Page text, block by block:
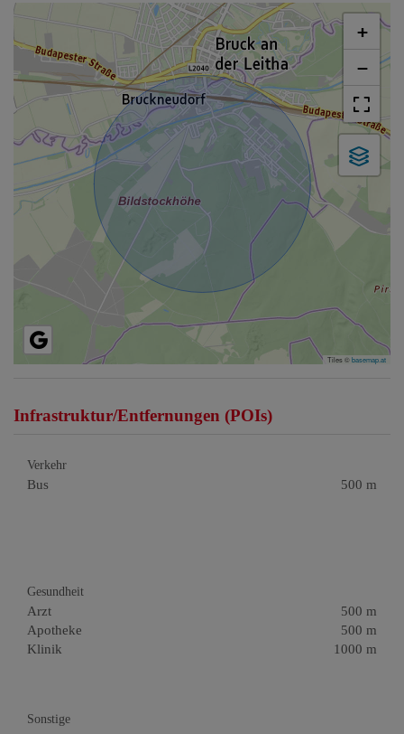
+
−
Tiles ©basemap.at
Infrastruktur/Entfernungen (POIs)
Verkehr
Bus 500 m
Gesundheit
Arzt
500 m
Apotheke
500 m
Klinik
1000 m
Sonstige